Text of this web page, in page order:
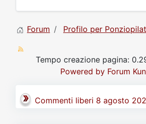
Forum Profilo per
Tempo creazione pagina:
Powered by Forum
Commenti liberi 8 agosto